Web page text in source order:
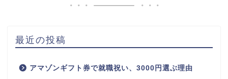
最近の投稿
アマゾンギフト券で就職祝い、3000円選ぶ理由